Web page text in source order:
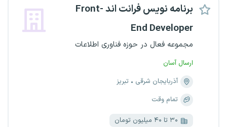
برنامه نویس فرانت اند Front-
End Developer
مجموعه فعال در حوزه فناوری اطلاعات
ارسال آسان
آذربایجان شرقی
تبریز
تمام وقت
۳۰ تا ۴۰ میلیون تومان